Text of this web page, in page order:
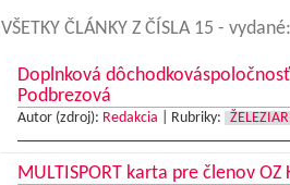
VŠETKY ČLÁNKY Z ČÍSLA 15 -
Doplnková
Podbrezová
Autor (zdroj): Redakcia Rubriky:
MULTISPORT karta pre členov OZ